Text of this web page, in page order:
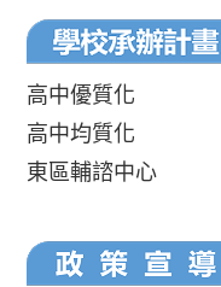
高中優質化
高中均質化
東區輔諮中心